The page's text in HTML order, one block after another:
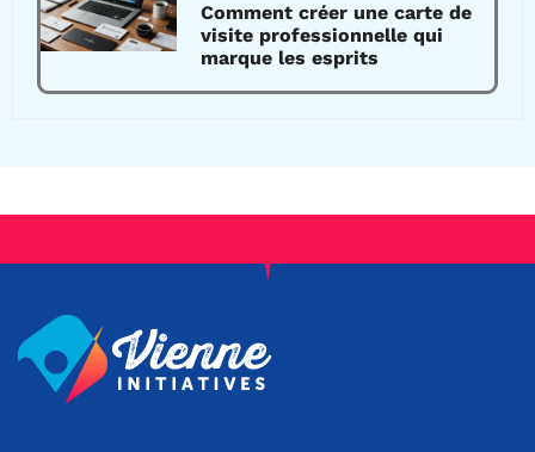
Comment créer une carte de
visite professionnelle qui
marque les esprits